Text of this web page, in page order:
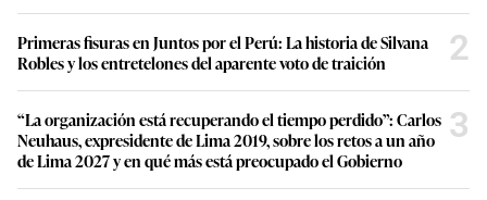
Primeras fisuras en Juntos por el Perú: La historia de Silvana
Robles y los entretelones del aparente voto de traición
2
“La organización está recuperando el tiempo perdido”: Carlos
Neuhaus, expresidente de Lima 2019, sobre los retos a un año
de Lima 2027 y en qué más está preocupado el Gobierno
3